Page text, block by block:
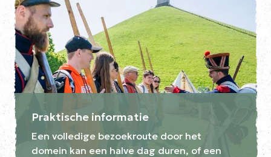
Praktische informatie
Een volledige bezoekroute door het
domein kan een halve dag duren, of een